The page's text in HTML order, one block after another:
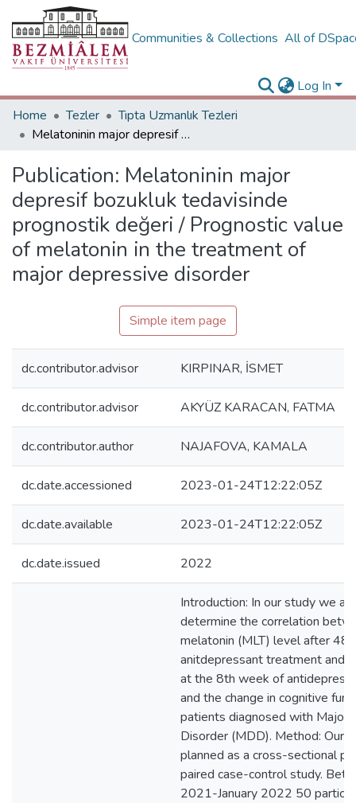
Communities & Collections All of
Log In
Home
Tezler
Tıpta Uzmanlık Tezleri
Melatoninin major depresif bozukluk tedavisinde prognostik değeri / Prognostic value of melatonin in the treatment of major depressive disorder
Publication: Melatoninin major
depresif bozukluk tedavisinde
prognostik değeri / Prognostic value
of melatonin in the treatment of
major depressive disorder
Simple item page
dc.contributor.advisor KIRPINAR, İSMET
dc.contributor.advisor AKYÜZ KARACAN, FATMA
dc.contributor.author NAJAFOVA, KAMALA
dc.date.accessioned 2023-01-24T12:22:05Z
dc.date.available 2023-01-24T12:22:05Z
dc.date.issued 2022
Introduction: In our study we
determine the correlation
melatonin (MLT) level after 48
anitdepressant treatment and
at the 8th week of
and the change in cognitive
patients diagnosed with Major
Disorder (MDD). Method: Our
planned as a cross-sectional
paired case-control study.
2021-January 2022 50